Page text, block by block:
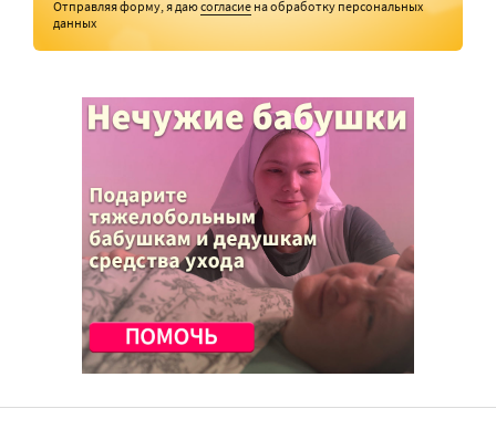
Отправляя форму, я даюсогласие на обработку персональных
данных